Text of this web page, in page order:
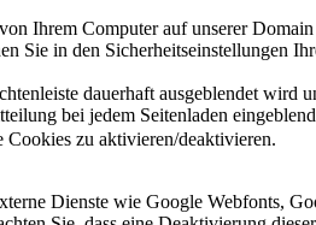
Ihrem Computer auf unserer
Sie in den Sicherheitseinstellungen
dauerhaft ausgeblendet wird
bei jedem Seitenladen
zu aktivieren/deaktivieren.
Dienste wie Google Webfonts,